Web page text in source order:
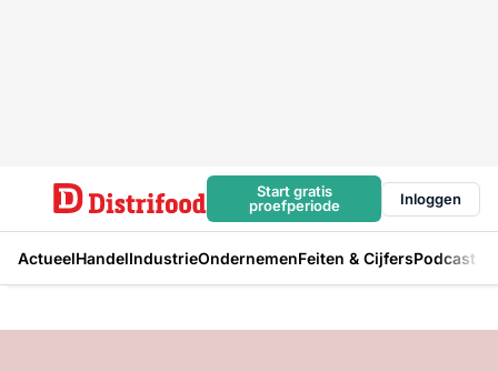
Start gratis
proefperiode
Inloggen
ActueelHandelIndustrieOndernemenFeiten & CijfersPodcast